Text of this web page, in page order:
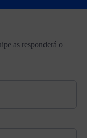
as responderá o